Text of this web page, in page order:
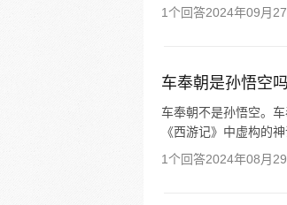
1个回答2024年09月
车奉朝是孙悟空吗
车奉朝不是孙悟空。
《西游记》中虚构的
1个回答2024年08月